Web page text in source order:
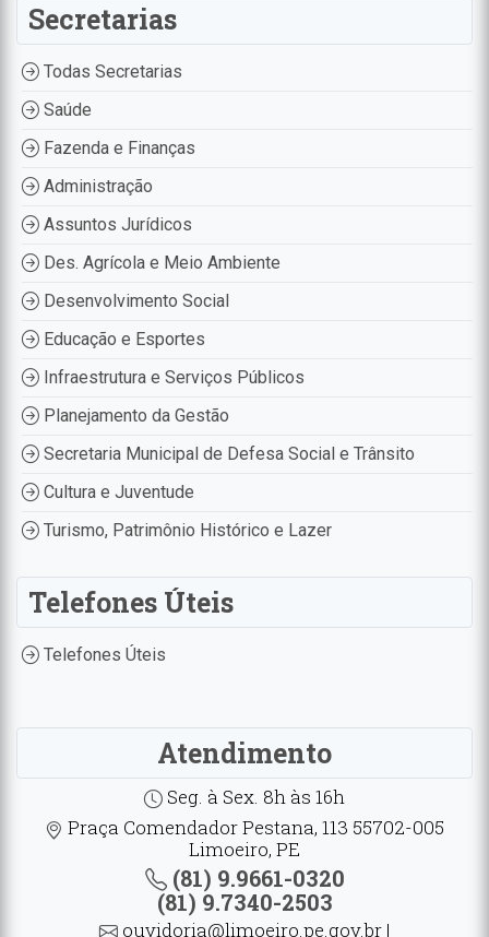
Secretarias
Todas Secretarias
Saúde
Fazenda e Finanças
Administração
Assuntos Jurídicos
Des. Agrícola e Meio Ambiente
Desenvolvimento Social
Educação e Esportes
Infraestrutura e Serviços Públicos
Planejamento da Gestão
Secretaria Municipal de Defesa Social e Trânsito
Cultura e Juventude
Turismo, Patrimônio Histórico e Lazer
Telefones Úteis
Telefones Úteis
Atendimento
Seg. à Sex. 8h às 16h
Praça Comendador Pestana, 113 55702-005
Limoeiro, PE
(81) 9.9661-0320
(81) 9.7340-2503
ouvidoria@limoeiro.pe.gov.br |